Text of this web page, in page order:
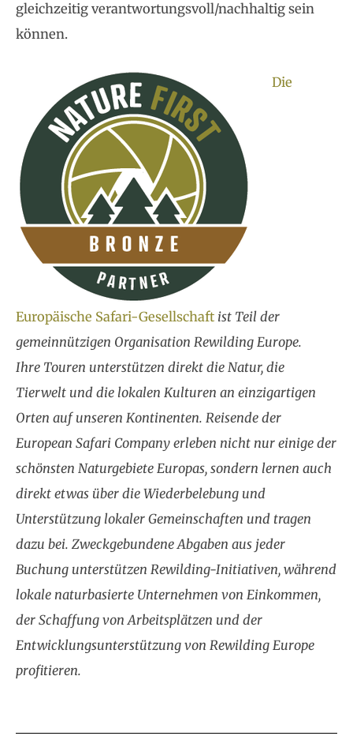
gleichzeitig verantwortungsvoll/nachhaltig sein
können.
Die
Europäische Safari-Gesellschaft ist Teil der
gemeinnützigen Organisation Rewilding Europe.
Ihre Touren unterstützen direkt die Natur, die
Tierwelt und die lokalen Kulturen an einzigartigen
Orten auf unseren Kontinenten. Reisende der
European Safari Company erleben nicht nur einige der
schönsten Naturgebiete Europas, sondern lernen auch
direkt etwas über die Wiederbelebung und
Unterstützung lokaler Gemeinschaften und tragen
dazu bei. Zweckgebundene Abgaben aus jeder
Buchung unterstützen Rewilding-Initiativen, während
lokale naturbasierte Unternehmen von Einkommen,
der Schaffung von Arbeitsplätzen und der
Entwicklungsunterstützung von Rewilding Europe
profitieren.